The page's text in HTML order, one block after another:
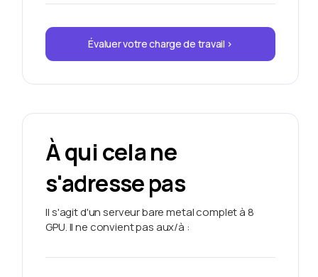
Évaluer votre charge de travail >
À qui cela ne
s'adresse pas
Il s'agit d'un serveur bare metal complet à 8
GPU. Il ne convient pas aux/à :